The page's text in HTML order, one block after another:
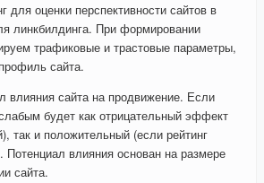
для оценки перспективности сайтов в
линкбилдинга. При формировании
трафиковые и трастовые параметры,
сайта.
влияния сайта на продвижение. Если
будет как отрицательный эффект
так и положительный (если рейтинг
Потенциал влияния основан на размере
сайта.